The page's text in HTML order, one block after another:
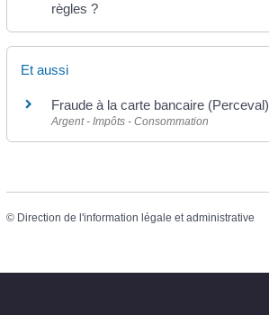
règles ?
Et aussi
Fraude à la carte bancaire (Perceval)
Argent - Impôts - Consommation
© Direction de l'information légale et administrative